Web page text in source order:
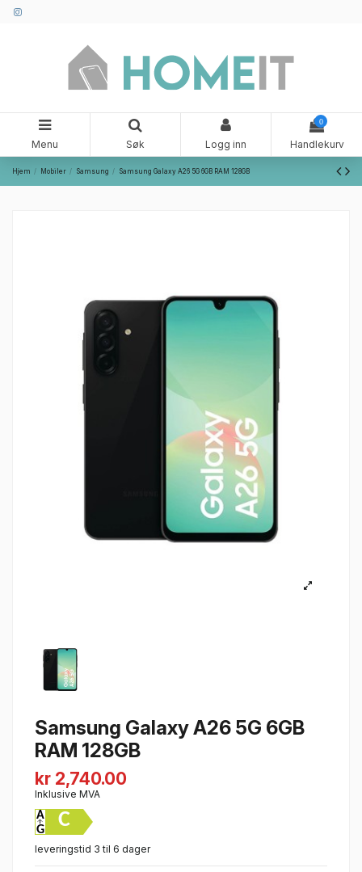
Menu Søk Logg inn
0
Handlekurv
Hjem Mobiler Samsung Samsung Galaxy A26 5G 6GB RAM 128GB
Samsung Galaxy A26 5G 6GB
RAM 128GB
kr 2,740.00
Inklusive MVA
C
leveringstid 3 til 6 dager